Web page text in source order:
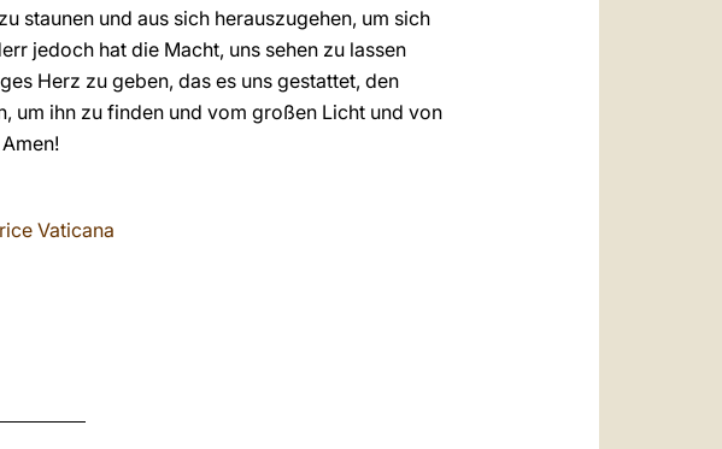
staunen und aus sich herauszugehen, um sich
jedoch hat die Macht, uns sehen zu lassen
Herz zu geben, das es uns gestattet, den
um ihn zu finden und vom großen Licht und von
Vaticana